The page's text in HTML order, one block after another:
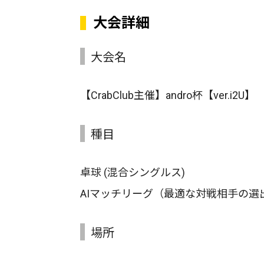
大会詳細
大会名
【CrabClub主催】andro杯【ver.i2U】
種目
卓球 (混合シングルス)
AIマッチリーグ（最適な対戦相手の選
場所